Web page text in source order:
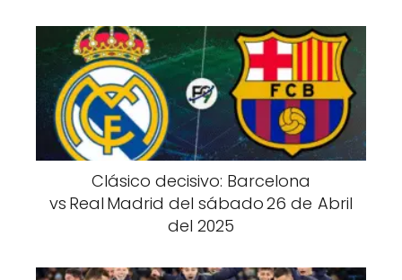
Clásico decisivo: Barcelona
vs Real Madrid del sábado 26 de Abril
del 2025